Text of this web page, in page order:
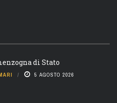
di Stato
5 AGOSTO 2026